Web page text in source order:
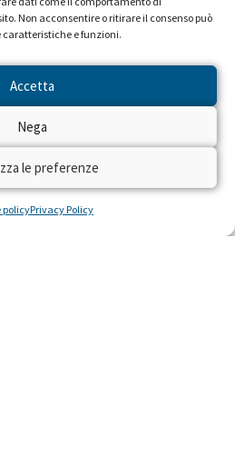
Non acconsentire o ritirare il consenso può
e funzioni.
Accetta
Nega
le preferenze
policyPrivacy Policy
PROGETTO
risultati per la ricerca che hai
eseguito.